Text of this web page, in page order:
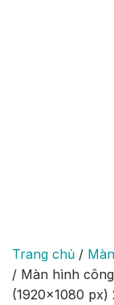
Trang chủ /
/ Màn hình
(1920×1080 px)